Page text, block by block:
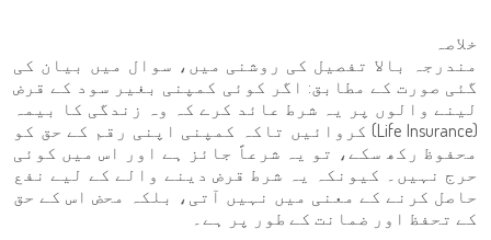
خلاصہ
مندرجہ بالا تفصیل کی روشنی میں، سوال میں بیان کی
گئی صورت کے مطابق: اگر کوئی کمپنی بغیر سود کے قرض
لینے والوں پر یہ شرط عائد کرے کہ وہ زندگی کا بیمہ
(Life Insurance) کروائیں تاکہ کمپنی اپنی رقم کے حق کو
محفوظ رکھ سکے، تو یہ شرعاً جائز ہے اور اس میں کوئی
حرج نہیں۔ کیونکہ یہ شرط قرض دینے والے کے لیے نفع
حاصل کرنے کے معنی میں نہیں آتی، بلکہ محض اس کے حق
کے تحفظ اور ضمانت کے طور پر ہے۔